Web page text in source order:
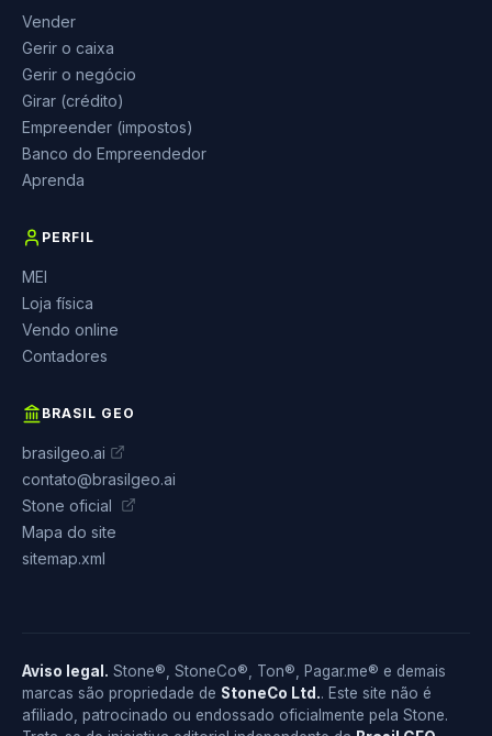
Vender
Gerir o caixa
Gerir o negócio
Girar (crédito)
Empreender (impostos)
Banco do Empreendedor
Aprenda
PERFIL
MEI
Loja física
Vendo online
Contadores
BRASIL GEO
brasilgeo.ai
contato@brasilgeo.ai
Stone oficial
Mapa do site
sitemap.xml
Aviso legal. Stone®, StoneCo®, Ton®, Pagar.me® e demais
marcas são propriedade de StoneCo Ltd.. Este site não é
afiliado, patrocinado ou endossado oficialmente pela Stone.